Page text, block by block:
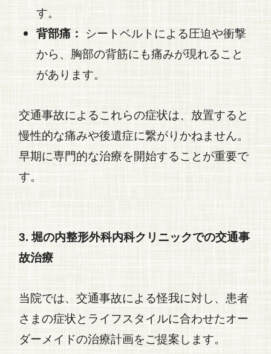
す。
背部痛：
シートベルトによる圧迫や衝撃
から、胸部の背筋にも痛みが現れること
があります。
交通事故によるこれらの症状は、放置すると
慢性的な痛みや後遺症に繋がりかねません。
早期に専門的な治療を開始することが重要で
す。
3. 堀の内整形外科内科クリニックでの交通事
故治療
当院では、交通事故による怪我に対し、患者
さまの症状とライフスタイルに合わせたオー
ダーメイドの治療計画をご提案します。